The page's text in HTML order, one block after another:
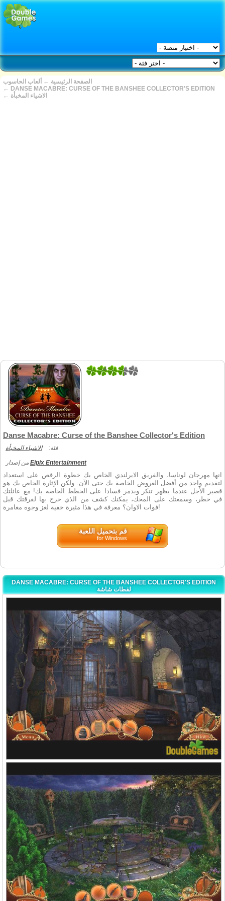
الصفحة الرئيسية ←
ألعاب الحاسوب
← DANSE MACABRE: CURSE OF THE BANSHEE COLLECTOR'S EDITION
← الاشياء المخبأة
4
Danse Macabre: Curse of the Banshee Collector's Edition
فئة: الاشياء المخبأة
Eipix Entertainment
انها مهرجان لوناسا، والفريق الايرلندي الخاص بك خطوة الرقص على استعداد
لتقديم واحد من أفضل العروض الخاصة بك حتى الآن. ولكن الإثارة الخاص بك هو
قصير الأجل عندما يظهر تنكر ويدمر فسادا على الخطط الخاصة بك! مع عائلتك
في خطر، وسمعتك على المحك، يمكنك كشف من الذي خرج بها لفرقتك قبل
فوات الاوان؟ معرفة في هذا مثيرة خفية لغز وجوه مغامرة!
قم بتحميل اللعبة
for Windows
DANSE MACABRE: CURSE OF THE BANSHEE COLLECTOR'S EDITION
لقطات شاشة